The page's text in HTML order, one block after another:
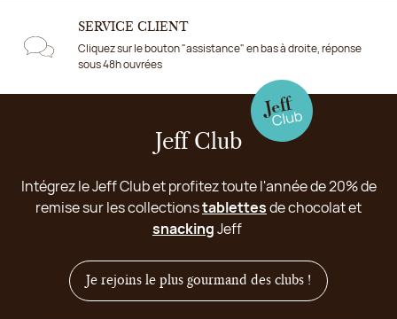
SERVICE CLIENT
Cliquez sur le bouton "assistance" en bas à droite, réponse
sous 48h ouvrées
Jeff Club
Intégrez le Jeff Club et profitez toute l'année de 20% de
remise sur les collectionstablettesde chocolat et
snackingJeff
Je rejoins le plus gourmand des clubs !